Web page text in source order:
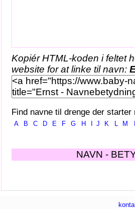
Kopiér HTML-koden i feltet
website for at linke til navn:
Find navne til drenge der starter
A B C D E F G H J K L M
NAVN -